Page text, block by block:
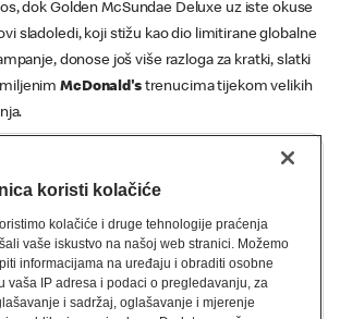
dok Golden McSundae Deluxe uz iste okuse
sladoledi, koji stižu kao dio limitirane globalne
donose još više razloga za kratki, slatki
McDonald'strenucima tijekom velikih
Golden McSundae Deluxe™u
i zasladi se zlatnom poslasticom već danas!
koristi kolačiće
kolačiće i druge tehnologije praćenja
vaše iskustvo na našoj web stranici. Možemo
informacijama na uređaju i obraditi osobne
vaša IP adresa i podaci o pregledavanju, za
i sadržaj, oglašavanje i mjerenje